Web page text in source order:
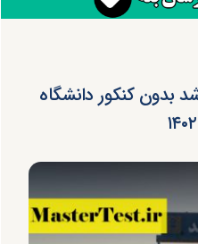
بدون کنکور دانشگاه